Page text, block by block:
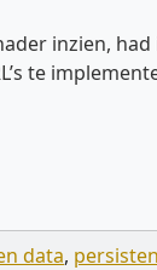
inzien,
te
data,